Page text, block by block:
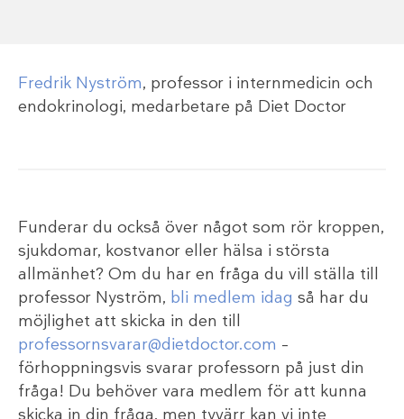
Fredrik Nyström, professor i internmedicin och
endokrinologi, medarbetare på Diet Doctor
Funderar du också över något som rör kroppen,
sjukdomar, kostvanor eller hälsa i största
allmänhet? Om du har en fråga du vill ställa till
professor Nyström, bli medlem idag så har du
möjlighet att skicka in den till
professornsvarar@dietdoctor.com –
förhoppningsvis svarar professorn på just din
fråga! Du behöver vara medlem för att kunna
skicka in din fråga, men tyvärr kan vi inte